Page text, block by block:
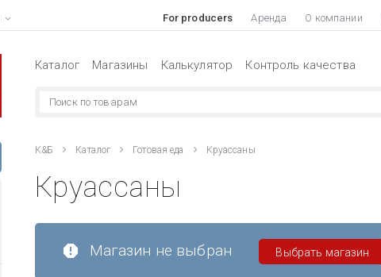
For producers Аренда О компании
Каталог Магазины Калькулятор Контроль качества
К&Б Каталог Готовая еда Круассаны
Круассаны
Магазин не выбран Выбрать магазин